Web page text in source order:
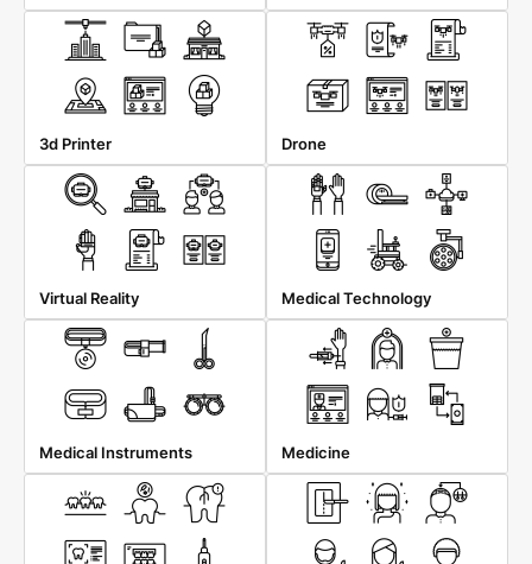
3d Printer Drone
Virtual Reality Medical Technology
Medical Instruments Medicine